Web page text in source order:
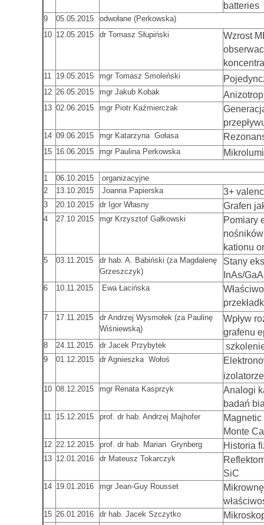
batteries
9 05.05.2015
odwołane (Perkowska)
10 12.05.2015 dr Tomasz Słupiński
Wzrost
11 19.05.2015 mgr Tomasz Smoleński
12 26.05.2015 mgr Jakub Kobak
13 02.06.2015 mgr Piotr Kaźmierczak
14 09.06.2015 mgr Katarzyna Gołasa
15 16.06.2015 mgr Paulina Perkowska
1 06.10.2015
organizacyjne
2
13.10.2015 Joanna Papierska 3+
3 20.10.2015 dr Igor Własny Grafen
4 27.10.2015 mgr Krzysztof Gałkowski
Pomiary
kationu
5 03.11.2015
dr hab. A. Babiński (za Magdalenę
Grzeszczyk)
Stany
InAs/
6 10.11.2015 Ewa Łacińska
7 17.11.2015
dr Andrzej Wysmołek (za Paulinę
Wiśniewską)
Wpływ
grafenu
8 24.11.2015 dr Jacek Przybytek
9 01.12.2015 dr Agnieszka Wołoś
10 08.12.2015 mgr Renata Kasprzyk
Analogi
badań
11 15.12.2015 prof. dr hab. Andrzej Majhofer
Monte
12 22.12.2015 prof. dr hab. Marian Grynberg Historia
13 12.01.2016 dr Mateusz Tokarczyk
SiC
14 19.01.2016 mgr Jean-Guy Rousset
15 26.01.2016 dr hab. Jacek Szczytko